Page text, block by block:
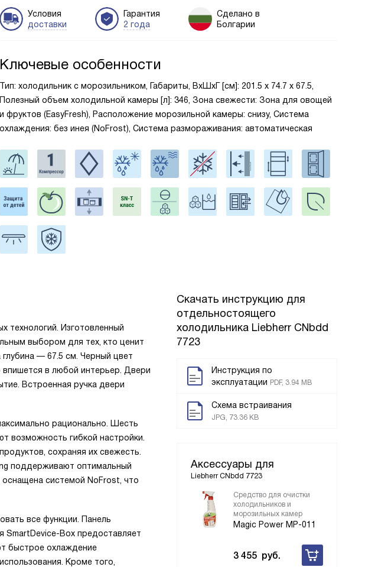
Условия
доставки
Гарантия
2 года
Сделано в
Болгарии
Ключевые особенности
Тип: холодильник с морозильником, Габариты, ВxШxГ [см]: 201.5 х 74.7 х 67.5,
Полезный объем холодильной камеры [л]: 346, Зона свежести: Зона для овощей
и фруктов (EasyFresh), Расположение морозильной камеры: снизу, Система
охлаждения: без инея (NoFrost), Система размораживания: автоматическая
Скачать инструкцию для
отдельностоящего
холодильника Liebherr CNbdd
7723
Инструкция по
эксплуатации PDF, 3.94 MB
Схема встраивания
JPG, 73.36 KB
Аксессуары для
Liebherr CNbdd 7723
Средство для очистки
холодильников и
морозильных камер
Magic Power MP-011
3 455 руб.
технологий. Изготовленный
выбором для тех, кто ценит
— 67.5 см. Черный цвет
в любой интерьер. Двери
Встроенная ручка двери
рационально. Шесть
возможность гибкой настройки.
сохраняя их свежесть.
поддерживают оптимальный
системой NoFrost, что
все функции. Панель
SmartDevice-Box предоставляет
быстрое охлаждение
Кроме того,